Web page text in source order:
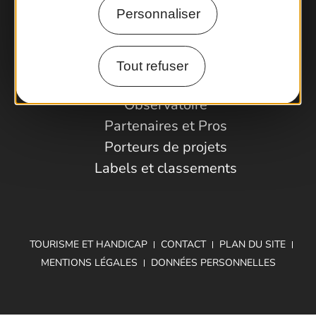
Personnaliser
Tout refuser
Comment venir ?
Espace Pro
Observatoire
Partenaires et Pros
Porteurs de projets
Labels et classements
TOURISME ET HANDICAP CONTACT
PLAN DU SITE
MENTIONS LÉGALES
DONNÉES PERSONNELLES